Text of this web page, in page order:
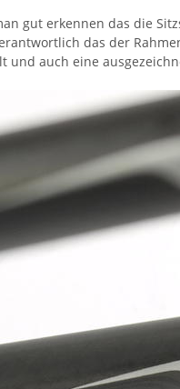
gut erkennen das die
das der
und auch eine